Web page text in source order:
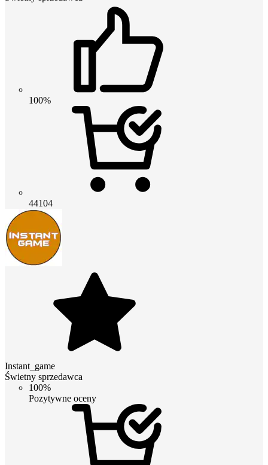
100%
44104
Instant_game
Świetny sprzedawca
100%
Pozytywne oceny